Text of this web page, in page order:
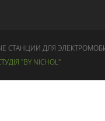
СТАНЦИИ ДЛЯ
"BY NICHOL"